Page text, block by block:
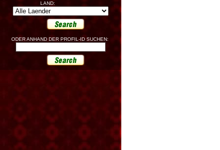
LAND:
ODER ANHAND DER PROFIL-ID SUCHEN: